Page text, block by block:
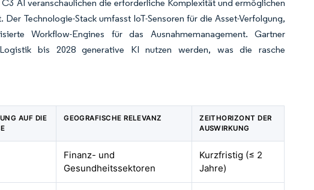
AI veranschaulichen die erforderliche Komplexität und ermöglichen
Technologie-Stack umfasst IoT-Sensoren für die Asset-Verfolgung,
Workflow-Engines für das Ausnahmemanagement. Gartner
bis 2028 generative KI nutzen werden, was die rasche
AUF DIE
GEOGRAFISCHE RELEVANZ
ZEITHORIZONT DER
AUSWIRKUNG
Finanz- und
Gesundheitssektoren
Kurzfristig (≤ 2
Jahre)